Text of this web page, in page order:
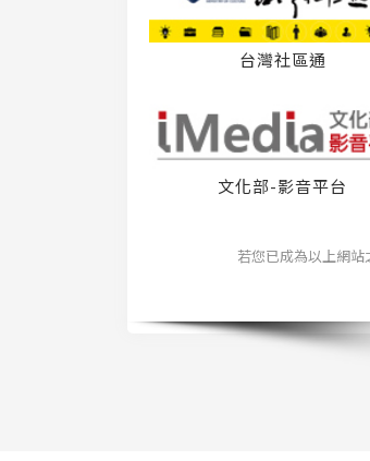
台灣社區通
文化部-影音平台
若您已成為以上網